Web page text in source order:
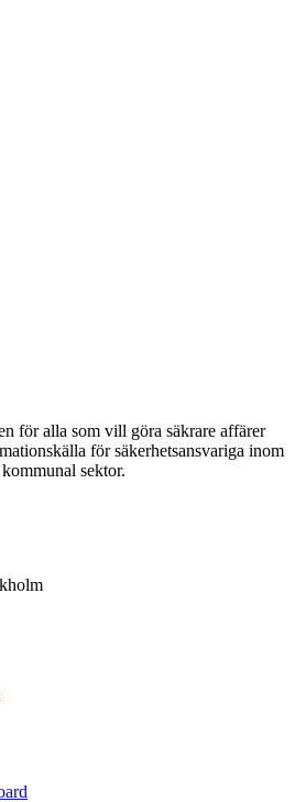
för alla som vill göra säkrare affärer
för säkerhets­ansvariga inom
sektor.